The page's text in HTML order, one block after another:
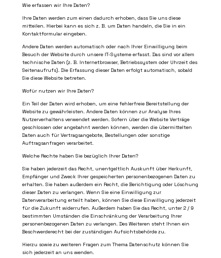
Wie erfassen wir Ihre Daten?
Ihre Daten werden zum einen dadurch erhoben, dass Sie uns diese
mitteilen. Hierbei kann es sich z. B. um Daten handeln, die Sie in ein
Kontaktformular eingeben.
Andere Daten werden automatisch oder nach Ihrer Einwilligung beim
Besuch der Website durch unsere IT-Systeme erfasst. Das sind vor allem
technische Daten (z. B. Internetbrowser, Betriebssystem oder Uhrzeit des
Seitenaufrufs). Die Erfassung dieser Daten erfolgt automatisch, sobald
Sie diese Website betreten.
Wofür nutzen wir Ihre Daten?
Ein Teil der Daten wird erhoben, um eine fehlerfreie Bereitstellung der
Website zu gewährleisten. Andere Daten können zur Analyse Ihres
Nutzerverhaltens verwendet werden. Sofern über die Website Verträge
geschlossen oder angebahnt werden können, werden die übermittelten
Daten auch für Vertragsangebote, Bestellungen oder sonstige
Auftragsanfragen verarbeitet.
Welche Rechte haben Sie bezüglich Ihrer Daten?
Sie haben jederzeit das Recht, unentgeltlich Auskunft über Herkunft,
Empfänger und Zweck Ihrer gespeicherten personenbezogenen Daten zu
erhalten. Sie haben außerdem ein Recht, die Berichtigung oder Löschung
dieser Daten zu verlangen. Wenn Sie eine Einwilligung zur
Datenverarbeitung erteilt haben, können Sie diese Einwilligung jederzeit
für die Zukunft widerrufen. Außerdem haben Sie das Recht, unter 2 / 9
bestimmten Umständen die Einschränkung der Verarbeitung Ihrer
personenbezogenen Daten zu verlangen. Des Weiteren steht Ihnen ein
Beschwerderecht bei der zuständigen Aufsichtsbehörde zu.
Hierzu sowie zu weiteren Fragen zum Thema Datenschutz können Sie
sich jederzeit an uns wenden.